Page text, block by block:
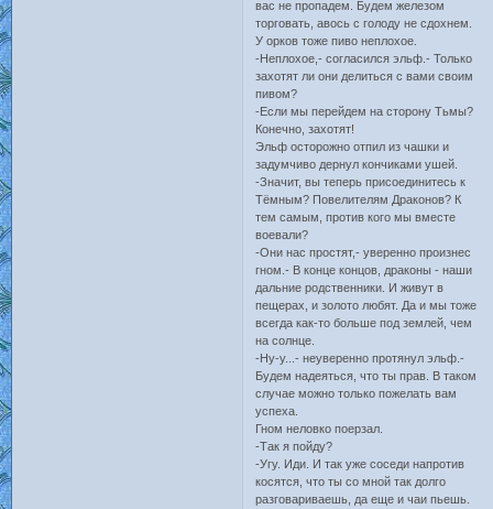
вас не пропадем. Будем железом
торговать, авось с голоду не сдохнем.
У орков тоже пиво неплохое.
-Неплохое,- согласился эльф.- Только
захотят ли они делиться с вами своим
пивом?
-Если мы перейдем на сторону Тьмы?
Конечно, захотят!
Эльф осторожно отпил из чашки и
задумчиво дернул кончиками ушей.
-Значит, вы теперь присоединитесь к
Тёмным? Повелителям Драконов? К
тем самым, против кого мы вместе
воевали?
-Они нас простят,- уверенно произнес
гном.- В конце концов, драконы - наши
дальние родственники. И живут в
пещерах, и золото любят. Да и мы тоже
всегда как-то больше под землей, чем
на солнце.
-Ну-у...- неуверенно протянул эльф.-
Будем надеяться, что ты прав. В таком
случае можно только пожелать вам
успеха.
Гном неловко поерзал.
-Так я пойду?
-Угу. Иди. И так уже соседи напротив
косятся, что ты со мной так долго
разговариваешь, да еще и чаи пьешь.